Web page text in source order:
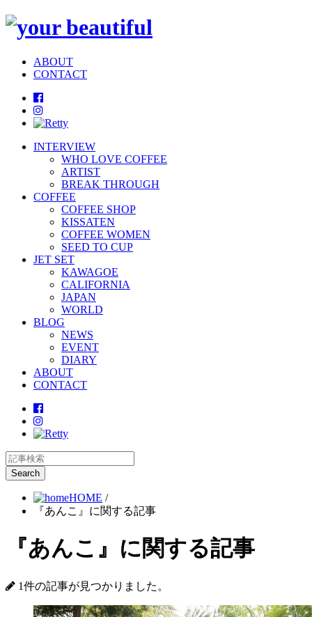
ABOUT
CONTACT
INTERVIEW
WHO LOVE COFFEE
ARTIST
BREAK THROUGH
COFFEE
COFFEE SHOP
KISSATEN
COFFEE WOMEN
SEED TO CUP
JET SET
KAWAGOE
CALIFORNIA
JAPAN
WORLD
BLOG
NEWS
EVENT
DIARY
ABOUT
CONTACT
HOME /
『あんこ』に関する記事
『あんこ』に関する記事
1件の記事が見つかりました。